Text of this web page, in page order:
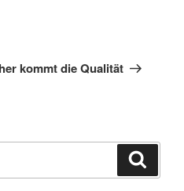
kommt die Qualität